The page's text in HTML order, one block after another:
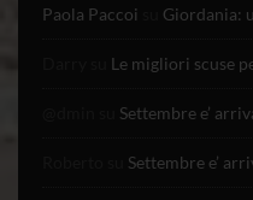
Paola Paccoi Giordania:
Le migliori scuse
Settembre e’
Settembre e’